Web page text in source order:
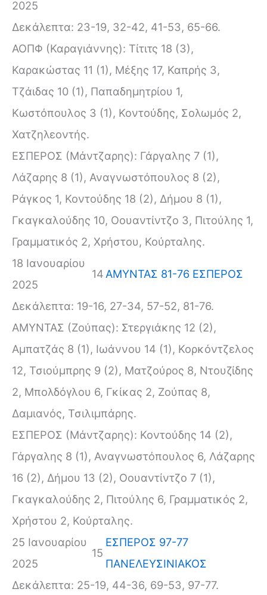
2025
Δεκάλεπτα: 23-19, 32-42, 41-53, 65-66.
ΑΟΠΦ (Καραγιάννης): Τίτιτς 18 (3),
Καρακώστας 11 (1), Μέξης 17, Καπρής 3,
Τζάιδας 10 (1), Παπαδημητρίου 1,
Κωστόπουλος 3 (1), Κοντούδης, Σολωμός 2,
Χατζηλεοντής.
ΕΣΠΕΡΟΣ (Μάντζαρης): Γάργαλης 7 (1),
Λάζαρης 8 (1), Αναγνωστόπουλος 8 (2),
Ράγκος 1, Κοντούδης 18 (2), Δήμου 8 (1),
Γκαγκαλούδης 10, Οουαντίντζο 3, Πιτούλης 1,
Γραμματικός 2, Χρήστου, Κούρταλης.
18 Ιανουαρίου
2025
14ΑΜΥΝΤΑΣ 81-76 ΕΣΠΕΡΟΣ
Δεκάλεπτα: 19-16, 27-34, 57-52, 81-76.
ΑΜΥΝΤΑΣ (Ζούπας): Στεργιάκης 12 (2),
Αμπατζάς 8 (1), Ιωάννου 14 (1), Κορκόντζελος
12, Τσιούμπρης 9 (2), Ματζούρος 8, Ντουζίδης
2, Μπολδόγλου 6, Γκίκας 2, Ζούπας 8,
Δαμιανός, Τσιλιμπάρης.
ΕΣΠΕΡΟΣ (Μάντζαρης): Κοντούδης 14 (2),
Γάργαλης 8 (1), Αναγνωστόπουλος 6, Λάζαρης
16 (2), Δήμου 13 (2), Οουαντίντζο 7 (1),
Γκαγκαλούδης 2, Πιτούλης 6, Γραμματικός 2,
Χρήστου 2, Κούρταλης.
25 Ιανουαρίου
2025
15
ΕΣΠΕΡΟΣ 97-77
ΠΑΝΕΛΕΥΣΙΝΙΑΚΟΣ
Δεκάλεπτα: 25-19, 44-36, 69-53, 97-77.